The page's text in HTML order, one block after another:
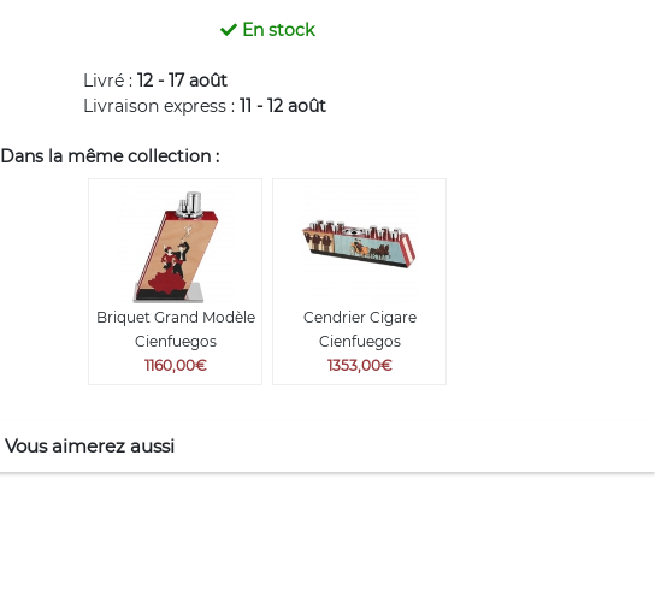
En stock
Livré :12 - 17 août
Livraison express :11 - 12 août
Dans la même collection :
Briquet Grand Modèle
Cienfuegos
1160,00€
Cendrier Cigare
Cienfuegos
1353,00€
Vous aimerez aussi